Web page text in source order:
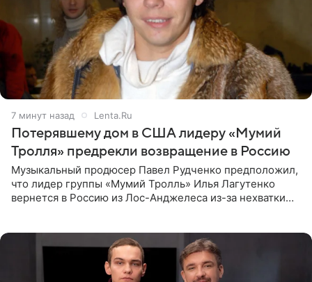
7 минут назад Lenta.Ru
Потерявшему дом в США лидеру «Мумий
Тролля» предрекли возвращение в Россию
Музыкальный продюсер Павел Рудченко предположил,
что лидер группы «Мумий Тролль» Илья Лагутенко
вернется в Россию из Лос-Анджелеса из-за нехватки